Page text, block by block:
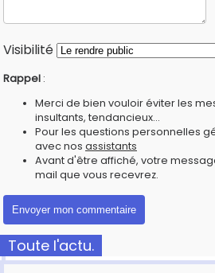
Visibilité
Rappel :
Merci de bien vouloir éviter les
insultants, tendancieux...
Pour les questions personnelles
avec nos assistants
Avant d'être affiché, votre
mail que vous recevrez.
Toute l'actu.